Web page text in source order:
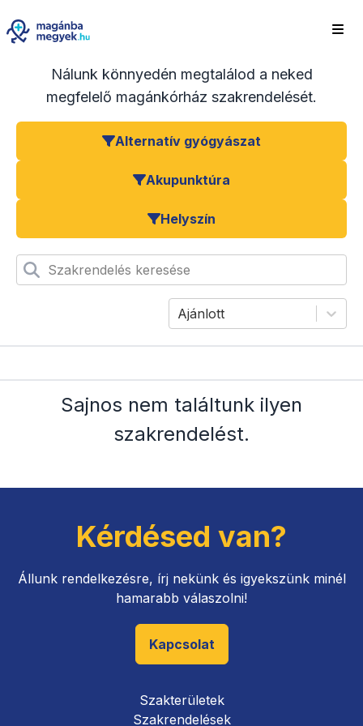
Nálunk könnyedén megtalálod a neked
megfelelő magánkórház szakrendelését.
Alternatív gyógyászat
Akupunktúra
Helyszín
Szakrendelés keresése
Ajánlott
Sajnos nem találtunk ilyen
szakrendelést.
Kérdésed van?
Állunk rendelkezésre, írj nekünk és igyekszünk minél
hamarabb válaszolni!
Kapcsolat
Szakterületek
Szakrendelések